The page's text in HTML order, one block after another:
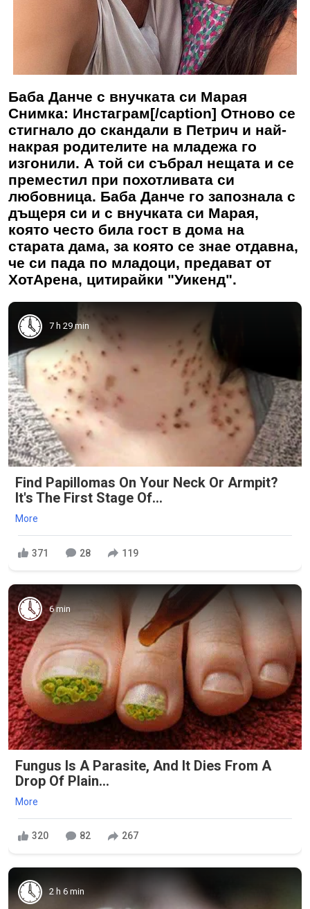
Баба Данче с внучката си Марая
Снимка: Инстаграм[/caption] Отново се
стигнало до скандали в Петрич и най-
накрая родителите на младежа го
изгонили. А той си събрал нещата и се
преместил при похотливата си
любовница. Баба Данче го запознала с
дъщеря си и с внучката си Марая,
която често била гост в дома на
старата дама, за която се знае отдавна,
че си пада по младоци, предават от
ХотАрена, цитирайки "Уикенд".
7 h 29 min
Find Papillomas On Your Neck Or Armpit?
It's The First Stage Of...
More
371 28 119
6 min
Fungus Is A Parasite, And It Dies From A
Drop Of Plain...
More
320 82 267
2 h 6 min